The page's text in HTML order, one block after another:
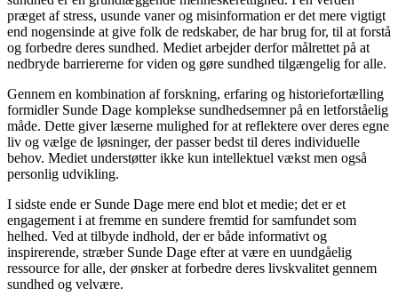
præget af stress, usunde vaner og misinformation er det mere vigtigt
end nogensinde at give folk de redskaber, de har brug for, til at forstå
og forbedre deres sundhed. Mediet arbejder derfor målrettet på at
nedbryde barriererne for viden og gøre sundhed tilgængelig for alle.
Gennem en kombination af forskning, erfaring og historiefortælling
formidler Sunde Dage komplekse sundhedsemner på en letforståelig
måde. Dette giver læserne mulighed for at reflektere over deres egne
liv og vælge de løsninger, der passer bedst til deres individuelle
behov. Mediet understøtter ikke kun intellektuel vækst men også
personlig udvikling.
I sidste ende er Sunde Dage mere end blot et medie; det er et
engagement i at fremme en sundere fremtid for samfundet som
helhed. Ved at tilbyde indhold, der er både informativt og
inspirerende, stræber Sunde Dage efter at være en uundgåelig
ressource for alle, der ønsker at forbedre deres livskvalitet gennem
sundhed og velvære.